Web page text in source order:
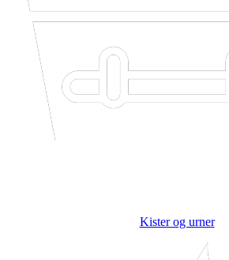
Kister og urner